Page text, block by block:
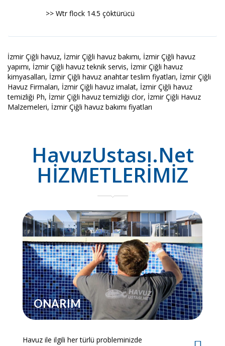
>> Wtr flock 14.5 çöktürücü
İzmir Çiğli havuz, İzmir Çiğli havuz bakımı, İzmir Çiğli havuz
yapımı, İzmir Çiğli havuz teknik servis, İzmir Çiğli havuz
kimyasalları, İzmir Çiğli havuz anahtar teslim fiyatları, İzmir Çiğli
Havuz Firmaları, İzmir Çiğli havuz imalat, İzmir Çiğli havuz
temizliği Ph, İzmir Çiğli havuz temizliği clor, İzmir Çiğli Havuz
Malzemeleri, İzmir Çiğli havuz bakımı fiyatları
HavuzUstası.Net
HİZMETLERİMİZ
ONARIM
Havuz ile ilgili her türlü probleminizde